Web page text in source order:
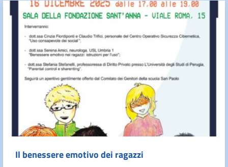
Il benessere emotivo dei ragazzi